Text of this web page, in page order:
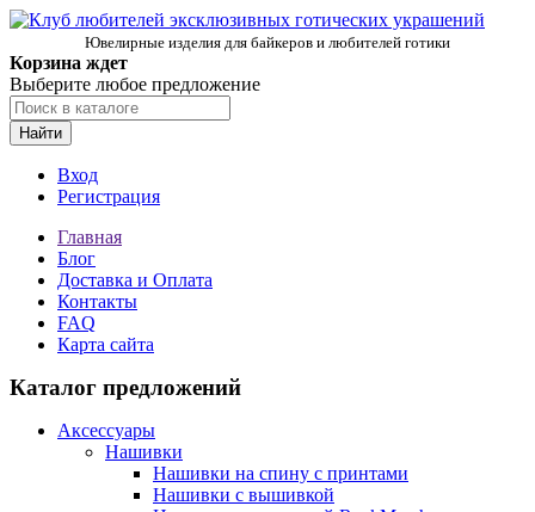
Ювелирные изделия для байкеров и любителей готики
Корзина ждет
Выберите любое предложение
Найти
Вход
Регистрация
Главная
Блог
Доставка и Оплата
Контакты
FAQ
Карта сайта
Каталог предложений
Аксессуары
Нашивки
Нашивки на спину с принтами
Нашивки с вышивкой